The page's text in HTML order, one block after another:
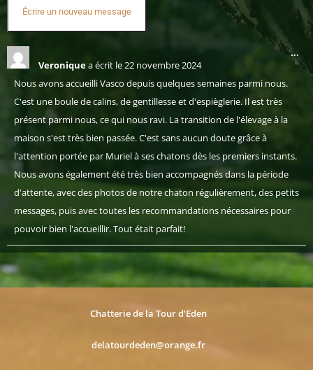
Veroniquea écrit le22 novembre 2024
Nous avons accueilli Vasco depuis quelques semaines parmi nous.
C'est une boule de calins, de gentillesse et d'espièglerie. Il est très
présent parmi nous, ce qui nous ravi. La transition de l'élevage à la
maison s'est très bien passée. C'est sans aucun doute grâce à
l'attention portée par Muriel à ses chatons dès les premiers instants.
Nous avons également été très bien accompagnés dans la période
d'attente, avec des photos de notre chaton régulièrement, des petits
messages, puis avec toutes les recommandations nécessaires pour
pouvoir bien l'accueillir. Tout était parfait!
...
Chatterie de la Tour d’Eden
delatourdeden@orange.fr